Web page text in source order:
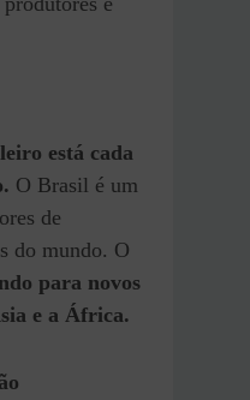
está cada
O Brasil é um
de
do mundo. O
para novos
e a África.